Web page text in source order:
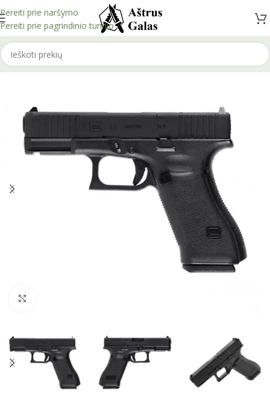
Pereiti prie naršymo
Pereiti prie pagrindinio turinio